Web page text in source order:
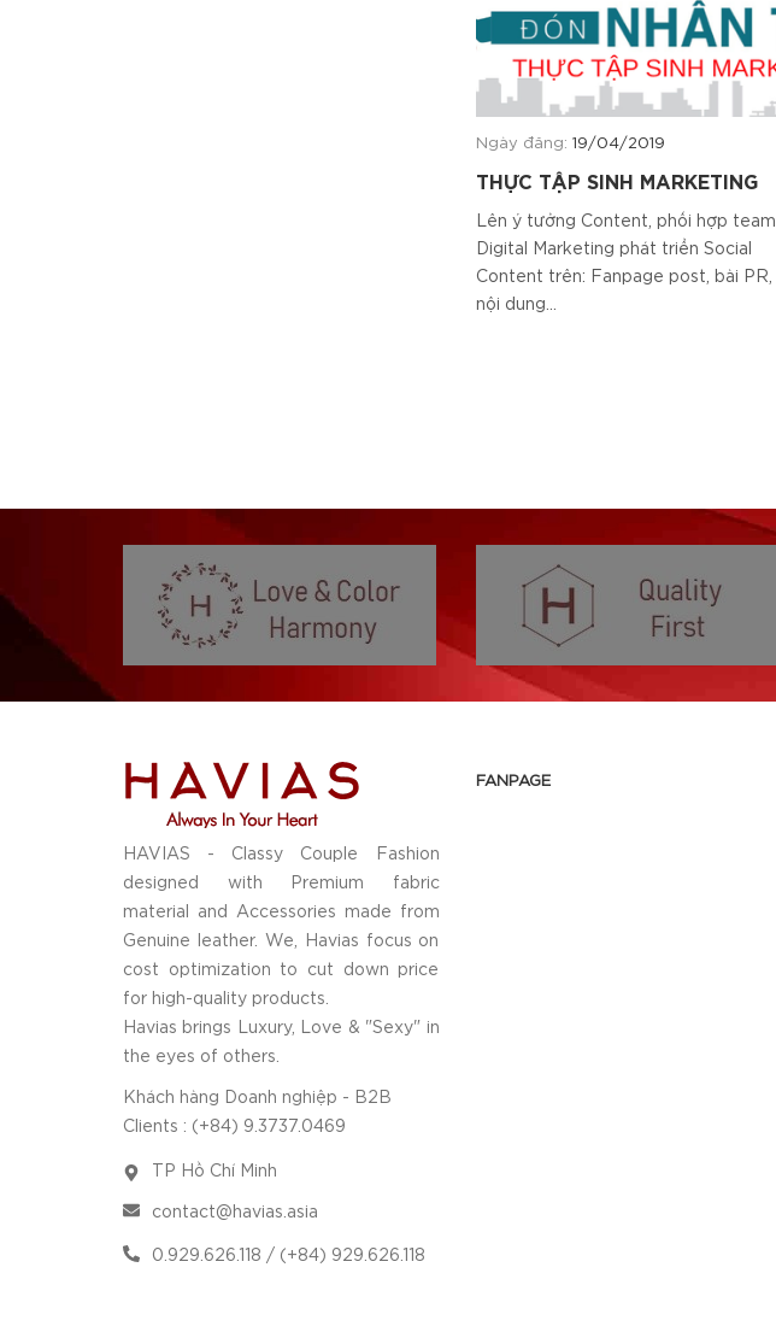
Ngày đăng: 19/04/2019
THỰC TẬP SINH MARKETING
Lên ý tưởng Content, phối hợp team
Digital Marketing phát triển Social
Content trên: Fanpage post, bài PR,
nội dung...
HAVIAS - Classy Couple Fashion
designed with Premium fabric
material and Accessories made from
Genuine leather. We, Havias focus on
cost optimization to cut down price
for high-quality products.
Havias brings Luxury, Love & "Sexy" in
the eyes of others.
Khách hàng Doanh nghiệp - B2B
Clients : (+84) 9.3737.0469
TP Hồ Chí Minh
contact@havias.asia
0.929.626.118 / (+84) 929.626.118
FANPAGE